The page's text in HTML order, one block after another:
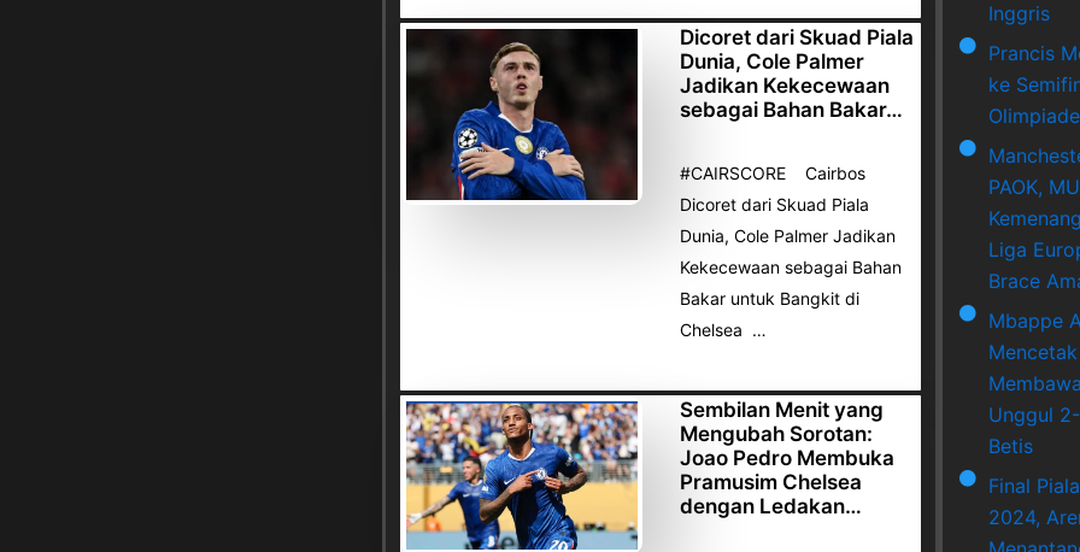
Dicoret dari Skuad Piala
Dunia, Cole Palmer
Jadikan Kekecewaan
sebagai Bahan Bakar…
#CAIRSCORE Cairbos
Dicoret dari Skuad Piala
Dunia, Cole Palmer Jadikan
Kekecewaan sebagai Bahan
Bakar untuk Bangkit di
Chelsea …
Sembilan Menit yang
Mengubah Sorotan:
Joao Pedro Membuka
Pramusim Chelsea
dengan Ledakan…
Inggris
Prancis
ke
PAOK,
Liga
Brace
Mbappe
Unggul
Betis
Final
2024,